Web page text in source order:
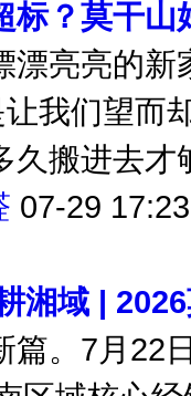
标？莫干山
漂亮亮的
让我们望
久搬进去才
湘域 |
。7月22